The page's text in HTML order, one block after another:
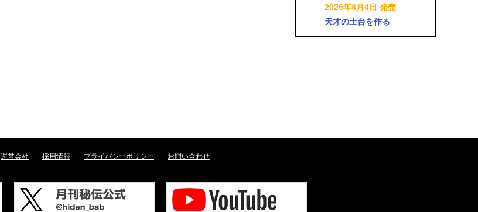
2026年8月4日 発売
天才の土台を作る
運営会社 採用情報 プライバシーポリシー お問い合わせ